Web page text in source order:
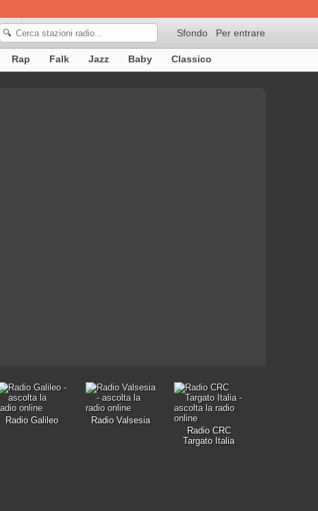
Per entrare
Sfondo
🔍
Rap Falk Jazz Baby Classico
Radio Galileo
Radio Valsesia
Radio CRC
Targato Italia